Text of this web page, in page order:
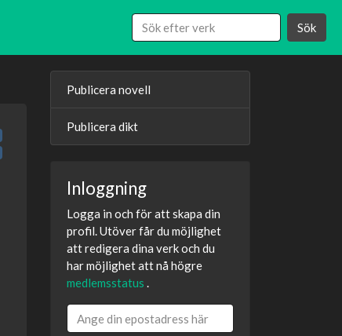
Sök
Publicera novell
Publicera dikt
Inloggning
Logga in och för att skapa din
profil. Utöver får du möjlighet
att redigera dina verk och du
har möjlighet att nå högre
medlemsstatus .